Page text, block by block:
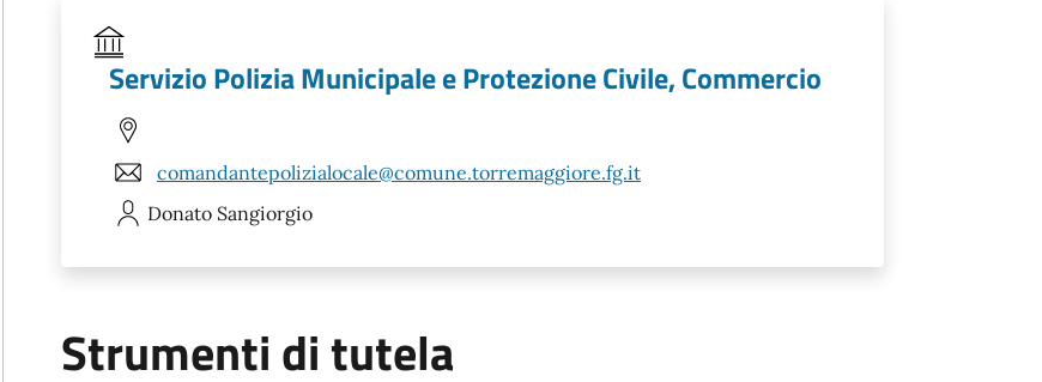
Servizio Polizia Municipale e Protezione Civile, Commercio
comandantepolizialocale@comune.torremaggiore.fg.it
Donato Sangiorgio
Strumenti di tutela